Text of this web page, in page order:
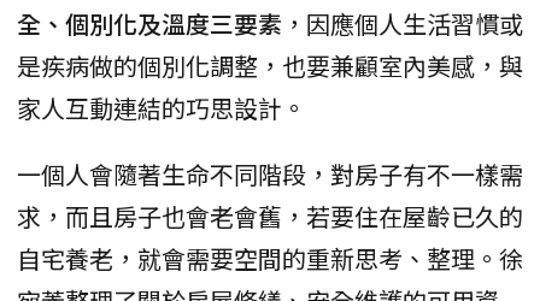
全、個別化及溫度三要素 ，因應個人生活習慣或
是疾病做的個別化調整，也要兼顧室內美感，與
家人互動連結的巧思設計。
一個人會隨著生命不同階段，對房子有不一樣需
求，而且房子也會老會舊，若要住在屋齡已久的
自宅養老，就會需要空間的重新思考、整理。徐